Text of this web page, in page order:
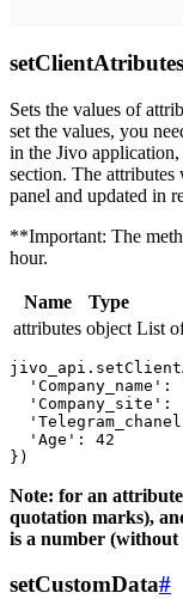
setClientAtributes
Sets the values ​​of
set the values, you
in the Jivo
section. The
panel and updated in
**Important: The
hour.
Name Type
attributes object List
'Company_name':
'Company_site':
  'Age': 42
Note: for an
quotation marks),
is a number
setCustomData#